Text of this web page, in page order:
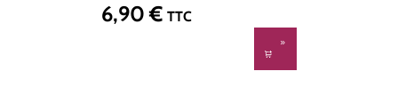
Prix régulier :
6,90 € TTC